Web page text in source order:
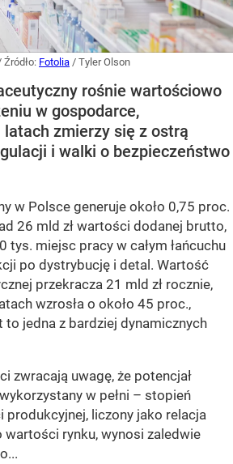
Źródło: Fotolia / Tyler Olson
rośnie wartościowo
w gospodarce,
zmierzy się z ostrą
i walki o bezpieczeństwo
w Polsce generuje około 0,75 proc.
26 mld zł wartości dodanej brutto,
tys. miejsc pracy w całym łańcuchu
po dystrybucję i detal. Wartość
przekracza 21 mld zł rocznie,
wzrosła o około 45 proc.,
jedna z bardziej dynamicznych
zwracają uwagę, że potencjał
w pełni – stopień
liczony jako relacja
rynku, wynosi zaledwie